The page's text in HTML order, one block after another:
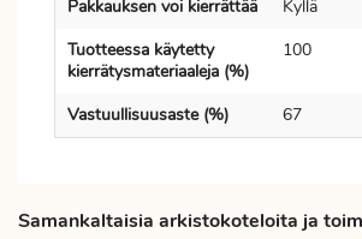
Pakkauksen voi kierrättää
Kyllä
Tuotteessa käytetty
kierrätysmateriaaleja (%)
100
Vastuullisuusaste (%) 67
Samankaltaisia arkistokoteloita ja